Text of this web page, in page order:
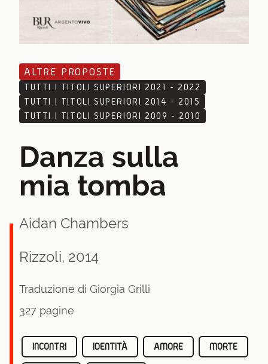
ALTRE PROPOSTE
TUTTI I TITOLI SUPERIORI 2021 - 2022
TUTTI I TITOLI SUPERIORI 2014 - 2015
TUTTI I TITOLI SUPERIORI 2009 - 2010
Danza sulla
mia tomba
Aidan Chambers
Rizzoli, 2014
Traduzione di Giorgia Grilli
327 pagine
INCONTRI IDENTITÀ AMORE MORTE